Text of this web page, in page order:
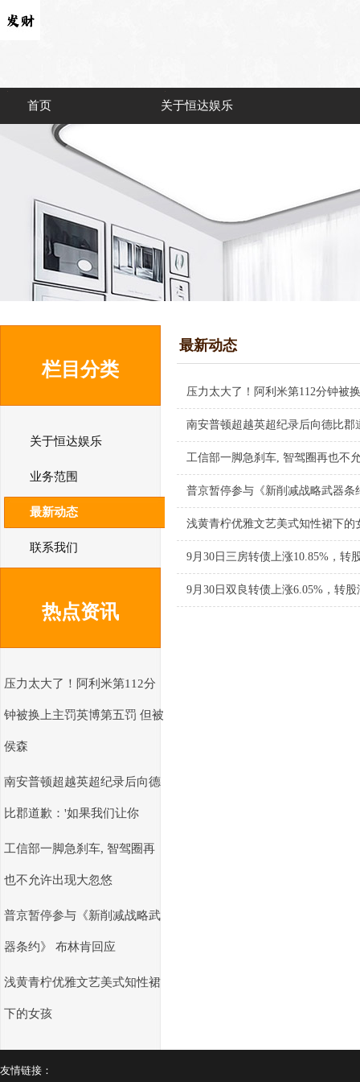
首页 关于恒达娱乐
栏目分类
关于恒达娱乐
业务范围
最新动态
联系我们
热点资讯
压力太大了！阿利米第112分
钟被换上主罚英博第五罚 但被
侯森
南安普顿超越英超纪录后向德
比郡道歉：'如果我们让你
工信部一脚急刹车, 智驾圈再
也不允许出现大忽悠
普京暂停参与《新削减战略武
器条约》 布林肯回应
浅黄青柠优雅文艺美式知性裙
下的女孩
最新动态
压力太大了！阿利米第112分钟被
南安普顿超越英超纪录后向德比
工信部一脚急刹车, 智驾圈再也不
普京暂停参与《新削减战略武器条
浅黄青柠优雅文艺美式知性裙下的
9月30日三房转债上涨10.85%，转
9月30日双良转债上涨6.05%，转股
友情链接：